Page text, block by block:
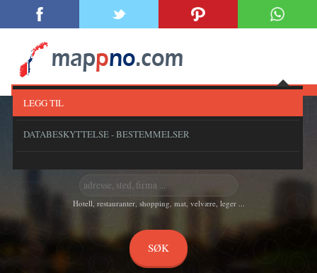
LEGG TIL
DATABESKYTTELSE - BESTEMMELSER
Hotell, restauranter, shopping, mat, velvære, leger ...